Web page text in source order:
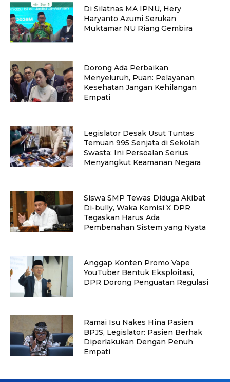
Di Silatnas MA IPNU, Hery
Haryanto Azumi Serukan
Muktamar NU Riang Gembira
Dorong Ada Perbaikan
Menyeluruh, Puan: Pelayanan
Kesehatan Jangan Kehilangan
Empati
Legislator Desak Usut Tuntas
Temuan 995 Senjata di Sekolah
Swasta: Ini Persoalan Serius
Menyangkut Keamanan Negara
Siswa SMP Tewas Diduga Akibat
Di-bully, Waka Komisi X DPR
Tegaskan Harus Ada
Pembenahan Sistem yang Nyata
Anggap Konten Promo Vape
YouTuber Bentuk Eksploitasi,
DPR Dorong Penguatan Regulasi
Ramai Isu Nakes Hina Pasien
BPJS, Legislator: Pasien Berhak
Diperlakukan Dengan Penuh
Empati